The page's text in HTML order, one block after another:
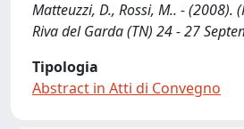
Matteuzzi, D., Rossi, M.. - (2008).
Riva del Garda (TN) 24 - 27
Tipologia
Abstract in Atti di Convegno